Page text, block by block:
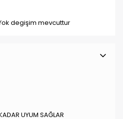
degişim mevcuttur
UYUM SAĞLAR